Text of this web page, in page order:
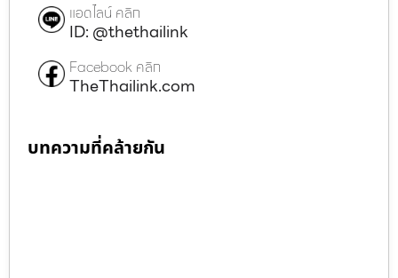
แอดไลน์ คลิก
ID: @thethailink
Facebook คลิก
TheThailink.com
บทความที่คล้ายกัน